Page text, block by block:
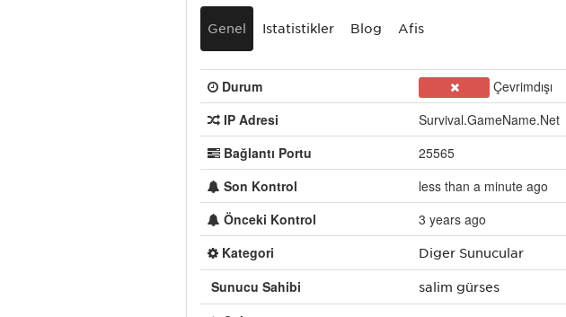
Genel İstatistikler Blog Afiş
Durum
Çevrimdışı
IP Adresi
Survival.GameName.Net
Bağlantı Portu
25565
Son Kontrol
less than a minute ago
Önceki Kontrol
3 years ago
Kategori
Diğer Sunucular
Sunucu Sahibi salim gürses